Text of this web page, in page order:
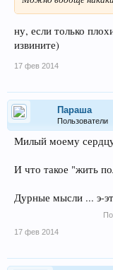
ну, если только
извините)
17 фев 2014
Параша
Пользователи
Милый моему
И что такое "жить
Дурные мысли ... э-
17 фев 2014